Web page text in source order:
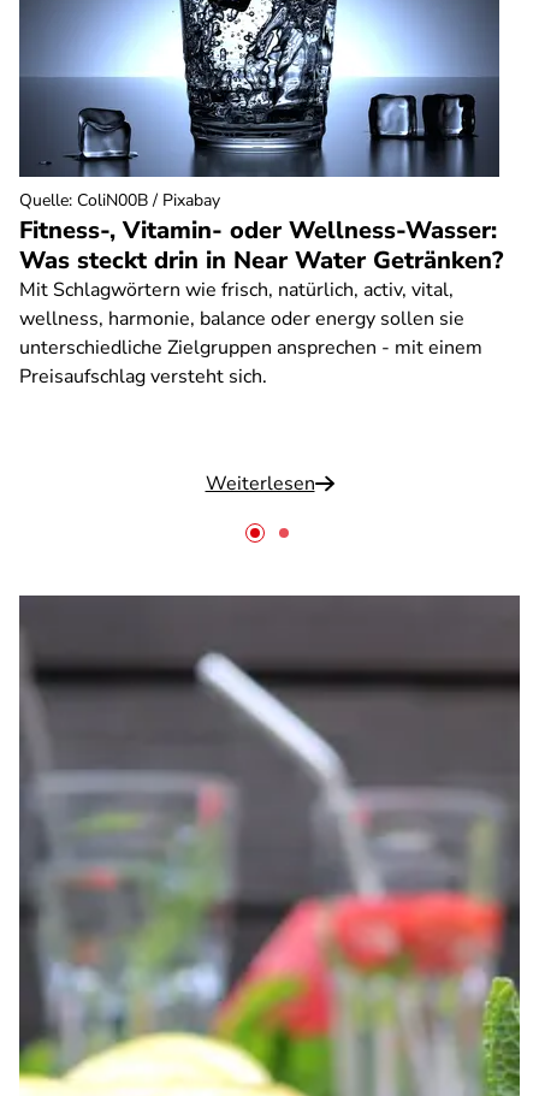
Fitness-, Vitamin- oder Wellness-Wasser:
Was steckt drin in Near Water Getränken?
Mit Schlagwörtern wie frisch, natürlich, activ, vital,
wellness, harmonie, balance oder energy sollen sie
unterschiedliche Zielgruppen ansprechen - mit einem
Preisaufschlag versteht sich.
Weiterlesen
Quelle: ColiN00B / Pixabay